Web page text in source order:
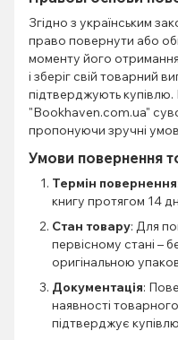
Згідно з українським
право повернути або
моменту його
і зберіг свій товарний
підтверджують купівлю.
"Bookhaven.com.ua"
пропонуючи зручні
Умови повернення
Термін повернення
книгу протягом 14
Стан товару: Для
первісному стані –
оригінальною
Документація:
наявності
підтверджує